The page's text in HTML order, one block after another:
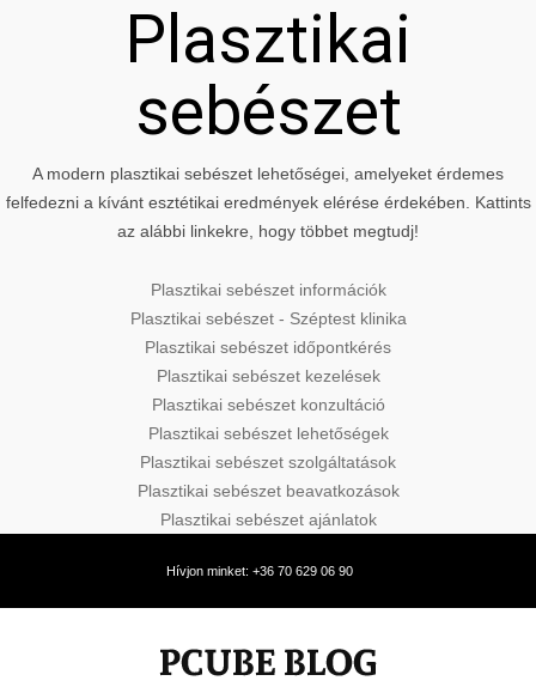
Plasztikai
sebészet
A modern plasztikai sebészet lehetőségei, amelyeket érdemes
felfedezni a kívánt esztétikai eredmények elérése érdekében. Kattints
az alábbi linkekre, hogy többet megtudj!
Plasztikai sebészet információk
Plasztikai sebészet - Széptest klinika
Plasztikai sebészet időpontkérés
Plasztikai sebészet kezelések
Plasztikai sebészet konzultáció
Plasztikai sebészet lehetőségek
Plasztikai sebészet szolgáltatások
Plasztikai sebészet beavatkozások
Plasztikai sebészet ajánlatok
Hívjon minket: +36 70 629 06 90